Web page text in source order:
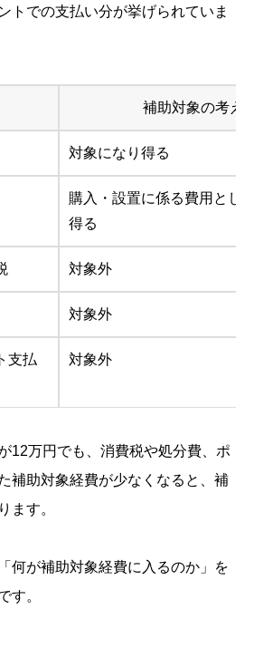
トでの支払い分が挙げられていま
補助対象の考え
対象になり得る
購入・設置に係る費用とし
得る
対象外
対象外
支払
対象外
12万円でも、消費税や処分費、ポ
補助対象経費が少なくなると、補
ます。
何が補助対象経費に入るのか」を
す。